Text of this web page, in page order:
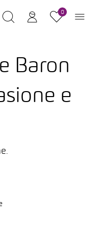
0
Baron
e